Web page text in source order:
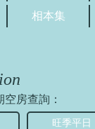
相本集
房查詢：
旺季平日